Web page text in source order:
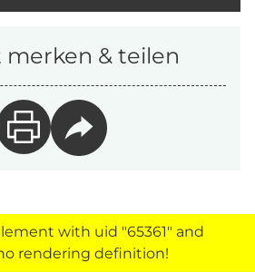
merken & teilen
with uid "65361" and
rendering definition!